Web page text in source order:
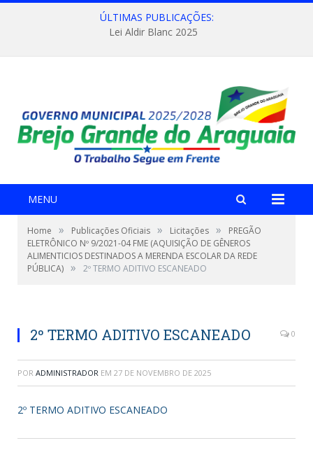
ÚLTIMAS PUBLICAÇÕES:
Lei Aldir Blanc 2025
MENU
Home » Publicações Oficiais » Licitações »
PREGÃO
ELETRÔNICO Nº 9/2021-04 FME (AQUISIÇÃO DE GÊNEROS
ALIMENTICIOS DESTINADOS A MERENDA ESCOLAR DA REDE
PÚBLICA) » 2º TERMO ADITIVO ESCANEADO
2º TERMO ADITIVO ESCANEADO 0
POR ADMINISTRADOR EM 27 DE NOVEMBRO DE 2025
2º TERMO ADITIVO ESCANEADO